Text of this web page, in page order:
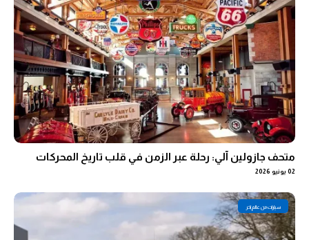
متحف جازولين آلي: رحلة عبر الزمن في قلب تاريخ المحركات
02 يونيو 2026
سيارات من عالم اخر